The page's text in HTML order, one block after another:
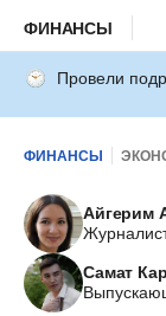
ФИНАНСЫ
Провели
ФИНАНСЫ
Айгерим
Самат